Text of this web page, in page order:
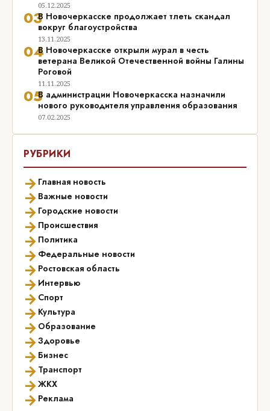
05.12.2025
03В Новочеркасске продолжает тлеть скандал
вокруг благоустройства
13.11.2025
04В Новочеркасске открыли мурал в честь
ветерана Великой Отечественной войны Галины
Роговой
11.11.2025
05В администрации Новочеркасска назначили
нового руководителя управления образования
07.02.2025
РУБРИКИ
→ Главная новость
→ Важные новости
→ Городские новости
→ Происшествия
→ Политика
→ Федеральные новости
→ Ростовская область
→ Интервью
→ Спорт
→ Культура
→ Образование
→Здоровье
→ Бизнес
→ Транспорт
→ЖКХ
→ Реклама